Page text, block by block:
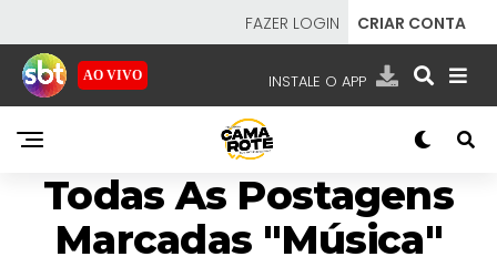
FAZER LOGIN CRIAR CONTA
AO VIVO INSTALE O APP
EMISSORAS
NOSSAS REDES APP TV SBT
Todas As Postagens
Marcadas "Música"